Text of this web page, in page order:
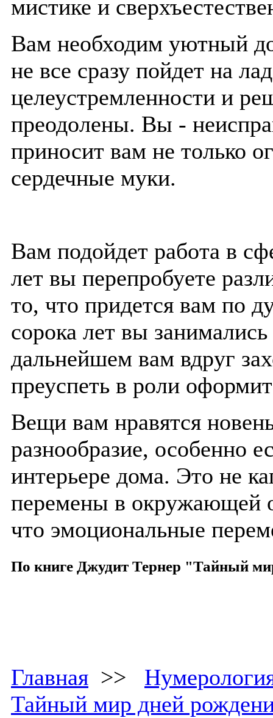
мистике и
Вам необходим уютный
не все сразу пойдет на
целеустремленности и
преодолены. Вы -
приносит вам не только
сердечные муки.
Вам подойдет работа в
лет вы перепробуете
то, что придется вам по
сорока лет вы
дальнейшем вам вдруг
преуспеть в роли
Вещи вам нравятся
разнообразие, особенно
интерьере дома. Это не
перемены в окружающей
что эмоциональные
По книге Джудит Тернер "Тайный
Главная >>
Тайный мир дней